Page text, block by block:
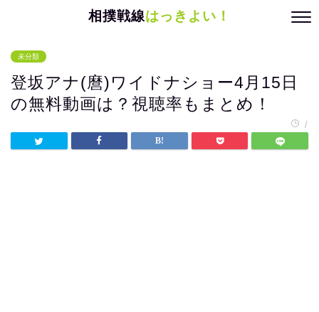
相撲戦線はっきよい！
未分類
登坂アナ(麿)ワイドナショー4月15日
の無料動画は？視聴率もまとめ！
/